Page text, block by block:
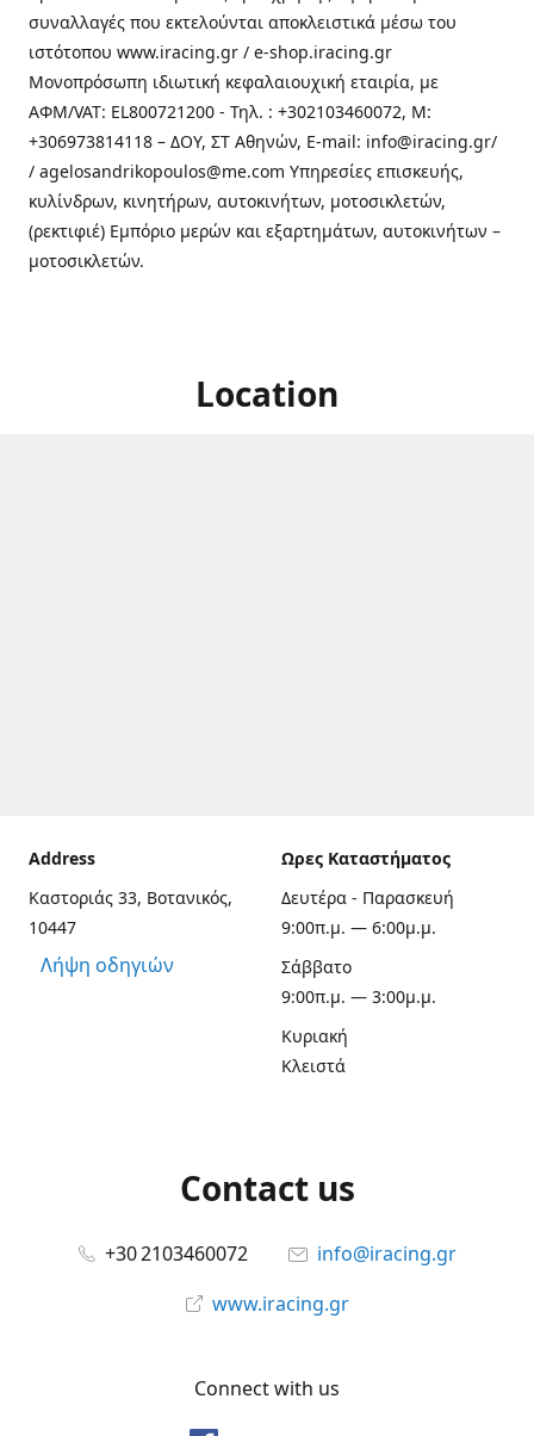
συναλλαγές που εκτελούνται αποκλειστικά μέσω του
ιστότοπου www.iracing.gr / e-shop.iracing.gr
Μονοπρόσωπη ιδιωτική κεφαλαιουχική εταιρία, με
ΑΦΜ/VAT: EL800721200 - Τηλ. : +302103460072, M:
+306973814118 – ΔΟΥ, ΣΤ Αθηνών, E-mail: info@iracing.gr/
/ agelosandrikopoulos@me.com Υπηρεσίες επισκευής,
κυλίνδρων, κινητήρων, αυτοκινήτων, μοτοσικλετών,
(ρεκτιφιέ) Εμπόριο μερών και εξαρτημάτων, αυτοκινήτων –
μοτοσικλετών.
Location
Address
Καστοριάς 33, Βοτανικός,
10447
Λήψη οδηγιών
Ωρες Καταστήματος
Δευτέρα - Παρασκευή
9:00π.μ. — 6:00μ.μ.
Σάββατο
9:00π.μ. — 3:00μ.μ.
Κυριακή
Κλειστά
Contact us
+30 2103460072
info@iracing.gr
www.iracing.gr
Connect with us